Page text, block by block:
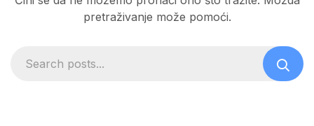
pretraživanje može pomoći.